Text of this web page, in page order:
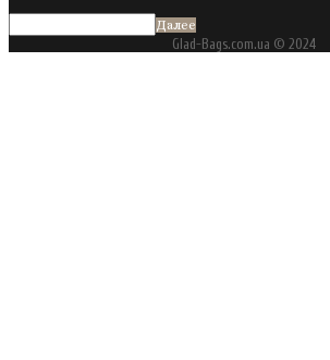
Далее
Glad-Bags.com.ua © 2024